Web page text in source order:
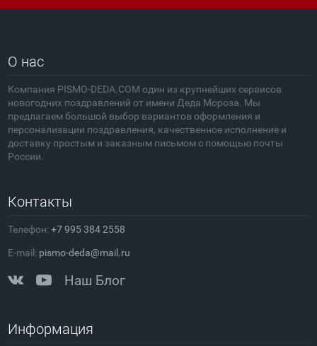
О нас
Компания PISMO-DEDA.COM один из крупнейших сервисов
новогодних поздравлений от имени Деда Мороза. Мы
предлагаем большой выбор вариантов оформления и
персонализации поздравления, качественное исполнение и
доставку простым и заказным письмом с помощью почты
России.
Контакты
Телефон:+7 995 384 2558
E-mail: pismo-deda@mail.ru
Наш Блог
Информация